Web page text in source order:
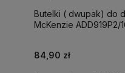
Butelki ( dwupak) do
McKenzie ADD919P2/
84,90 zł